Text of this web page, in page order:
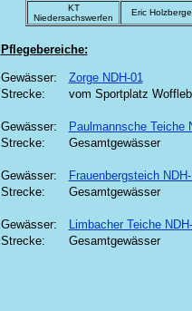
KT
Niedersachswerfen
Eric
Pflegebereiche:
Gewässer:
Zorge NDH-01
Strecke:
vom Sportplatz
Gewässer:
Paulmannsche Teiche
Strecke:
Gesamtgewässer
Gewässer:
Frauenbergsteich
Strecke:
Gesamtgewässer
Gewässer:
Limbacher Teiche
Strecke:
Gesamtgewässer